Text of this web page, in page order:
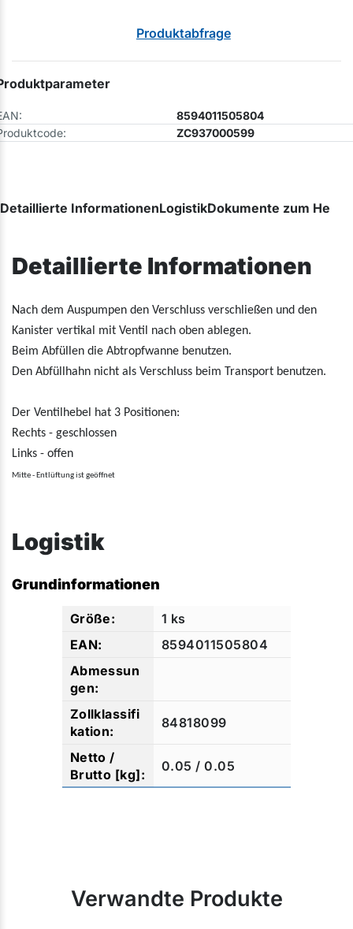
Produktabfrage
8594011505804
ZC937000599
Detaillierte InformationenLogistikDokumente zum
Detaillierte Informationen
Nach dem Auspumpen den Verschluss verschließen und den
Kanister vertikal mit Ventil nach oben ablegen.
Beim Abfüllen die Abtropfwanne benutzen.
Den Abfüllhahn nicht als Verschluss beim Transport benutzen.
Der Ventilhebel hat 3 Positionen:
Rechts - geschlossen
Links - offen
Mitte - Entlüftung ist geöffnet
Logistik
Grundinformationen
1 ks
8594011505804
84818099
0.05 / 0.05
Verwandte Produkte